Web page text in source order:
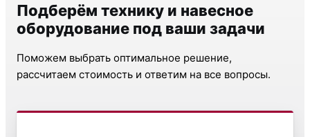
Подберём технику и навесное
оборудование под ваши задачи
Поможем выбрать оптимальное решение,
рассчитаем стоимость и ответим на все вопросы.